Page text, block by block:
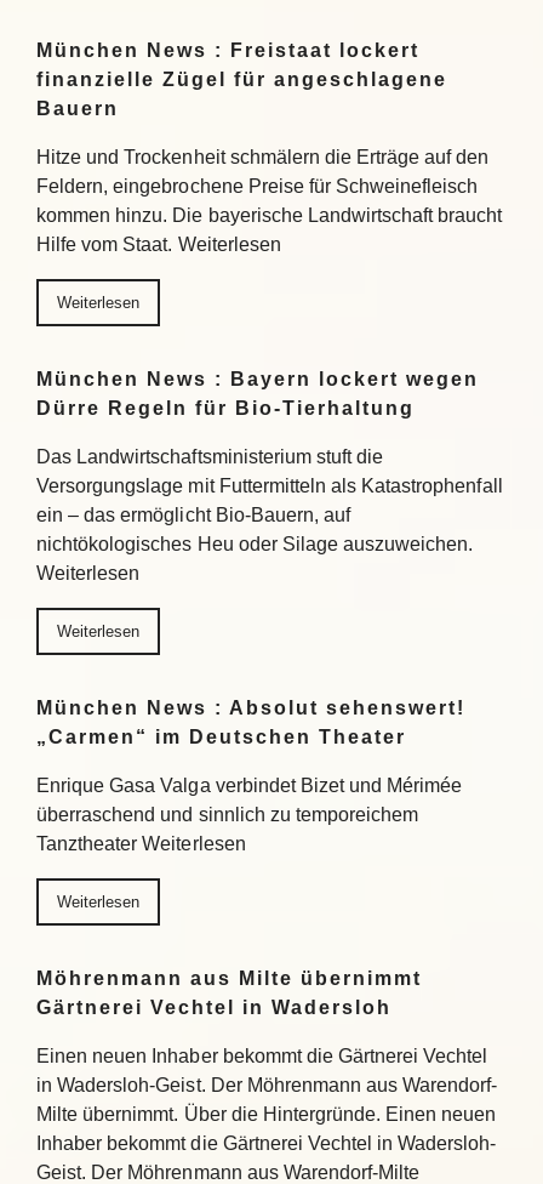
München News : Freistaat lockert
finanzielle Zügel für angeschlagene
Bauern
Hitze und Trockenheit schmälern die Erträge auf den
Feldern, eingebrochene Preise für Schweinefleisch
kommen hinzu. Die bayerische Landwirtschaft braucht
Hilfe vom Staat. Weiterlesen
Weiterlesen
München News : Bayern lockert wegen
Dürre Regeln für Bio-Tierhaltung
Das Landwirtschaftsministerium stuft die
Versorgungslage mit Futtermitteln als Katastrophenfall
ein – das ermöglicht Bio-Bauern, auf
nichtökologisches Heu oder Silage auszuweichen.
Weiterlesen
Weiterlesen
München News : Absolut sehenswert!
„Carmen“ im Deutschen Theater
Enrique Gasa Valga verbindet Bizet und Mérimée
überraschend und sinnlich zu temporeichem
Tanztheater Weiterlesen
Weiterlesen
Möhrenmann aus Milte übernimmt
Gärtnerei Vechtel in Wadersloh
Einen neuen Inhaber bekommt die Gärtnerei Vechtel
in Wadersloh-Geist. Der Möhrenmann aus Warendorf-
Milte übernimmt. Über die Hintergründe. Einen neuen
Inhaber bekommt die Gärtnerei Vechtel in Wadersloh-
Geist. Der Möhrenmann aus Warendorf-Milte